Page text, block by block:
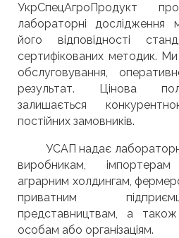
УкрСпецАгроПродукт
лабораторні дослідження
його відповідності
сертифікованих методик.
обслуговування,
результат. Цінова
залишається
постійних замовників.
УСАП надає
виробникам,
аграрним холдингам,
приватним
представництвам, а також
особам або організаціям.